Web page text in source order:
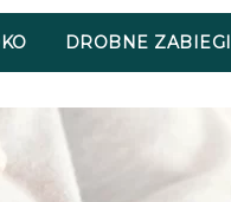
DROBNE ZABIEGI